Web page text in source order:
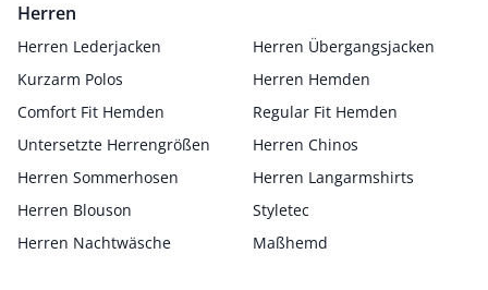
Herren
Herren Lederjacken
Herren Übergangsjacken
Kurzarm Polos
Herren Hemden
Comfort Fit Hemden
Regular Fit Hemden
Untersetzte Herrengrößen
Herren Chinos
Herren Sommerhosen
Herren Langarmshirts
Herren Blouson
Styletec
Herren Nachtwäsche
Maßhemd